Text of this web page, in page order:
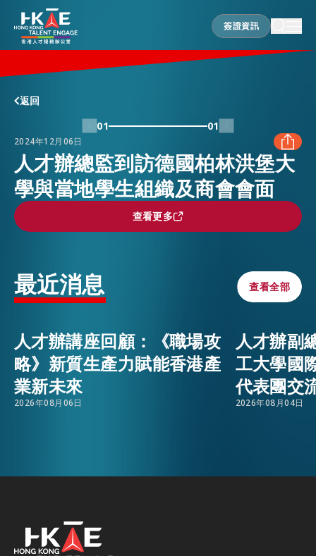
簽證資訊
簽證資訊
香港優勢
居港須知
人才支援
在港營商
活動情報
最新消息
聯絡我們
返回
01
01
2024年12月06日
FACEBOOK
LINKEDIN
WHATSAPP
EMAIL
人才辦總監到訪德國柏林洪堡大
學與當地學生組織及商會會面
查看更多
查看更多
最近消息 查看全部
查看全部
人才辦講座回顧：《職場攻
略》新質生產力賦能香港產
業新未來
2026年08月06日
人才辦副
工大學國
代表團交
2026年08月04日